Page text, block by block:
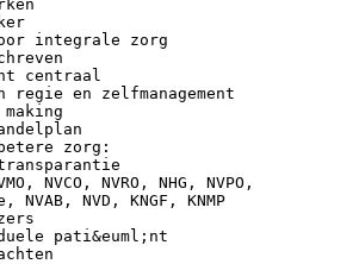
integrale zorg
centraal
en zelfmanagement
zorg:
NVCO, NVRO, NHG, NVPO,
NVAB, NVD, KNGF, KNMP
pati&euml;nt